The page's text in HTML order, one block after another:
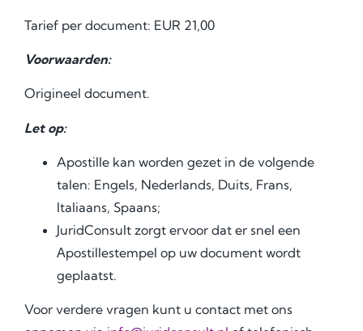
Tarief per document: EUR 21,00
Voorwaarden:
Origineel document.
Let op:
Apostille kan worden gezet in de volgende
talen: Engels, Nederlands, Duits, Frans,
Italiaans, Spaans;
JuridConsult zorgt ervoor dat er snel een
Аpostillestempel op uw document wordt
geplaatst.
Voor verdere vragen kunt u contact met ons